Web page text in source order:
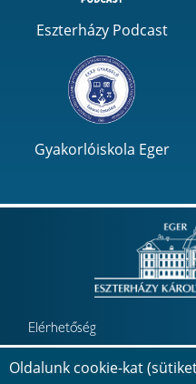
Oldalunk cookie-kat
Eszterházy Podcast
Gyakorlóiskola Eger
Elérhetőség
Minőségbiztosítás